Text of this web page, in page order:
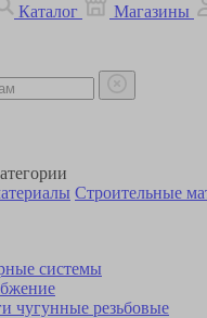
Каталог Магазины
Строительные
системы
чугунные резьбовые